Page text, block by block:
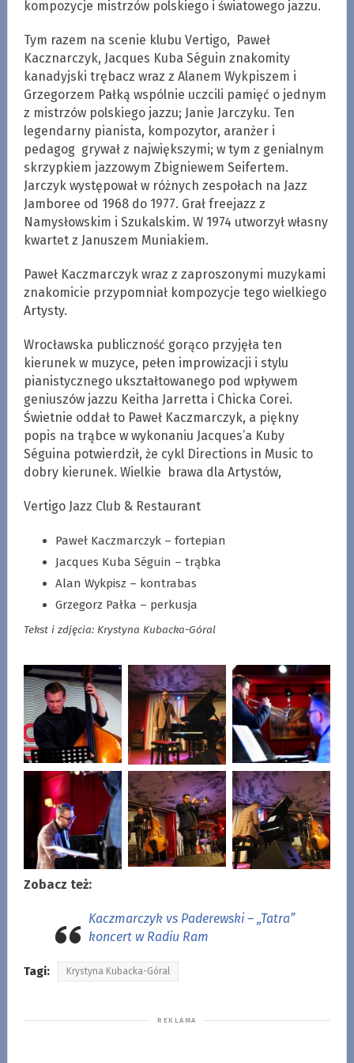
kompozycje mistrzów polskiego i światowego jazzu.
Tym razem na scenie klubu Vertigo, Paweł
Kacznarczyk, Jacques Kuba Séguin znakomity
kanadyjski trębacz wraz z Alanem Wykpiszem i
Grzegorzem Pałką wspólnie uczcili pamięć o jednym
z mistrzów polskiego jazzu; Janie Jarczyku. Ten
legendarny pianista, kompozytor, aranżer i
pedagog grywał z największymi; w tym z genialnym
skrzypkiem jazzowym Zbigniewem Seifertem.
Jarczyk występował w różnych zespołach na Jazz
Jamboree od 1968 do 1977. Grał freejazz z
Namysłowskim i Szukalskim. W 1974 utworzył własny
kwartet z Januszem Muniakiem.
Paweł Kaczmarczyk wraz z zaproszonymi muzykami
znakomicie przypomniał kompozycje tego wielkiego
Artysty.
Wrocławska publiczność gorąco przyjęła ten
kierunek w muzyce, pełen improwizacji i stylu
pianistycznego ukształtowanego pod wpływem
geniuszów jazzu Keitha Jarretta i Chicka Corei.
Świetnie oddał to Paweł Kaczmarczyk, a piękny
popis na trąbce w wykonaniu Jacques’a Kuby
Séguina potwierdził, że cykl Directions in Music to
dobry kierunek. Wielkie brawa dla Artystów,
Vertigo Jazz Club & Restaurant
Paweł Kaczmarczyk – fortepian
Jacques Kuba Séguin – trąbka
Alan Wykpisz – kontrabas
Grzegorz Pałka – perkusja
Tekst i zdjęcia: Krystyna Kubacka-Góral
Zobacz też:
Kaczmarczyk vs Paderewski – „Tatra”
koncert w Radiu Ram
Tagi: Krystyna Kubacka-Góral